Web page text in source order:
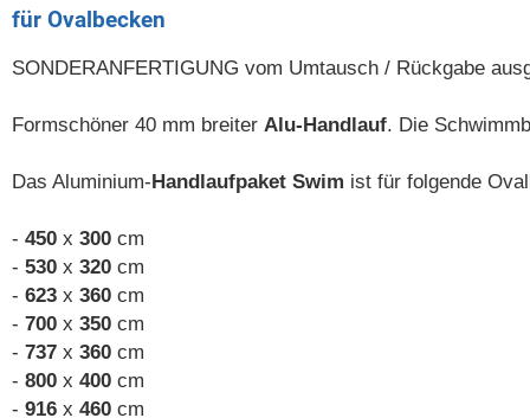
für Ovalbecken
SONDERANFERTIGUNG vom Umtausch / Rückgabe
Formschöner 40 mm breiter Alu-Handlauf. Die
Das Aluminium- Handlaufpaket Swim ist für folgende
- 450 x 300 cm
- 530 x 320 cm
- 623 x 360 cm
- 700 x 350 cm
- 737 x 360 cm
- 800 x 400 cm
- 916 x 460 cm